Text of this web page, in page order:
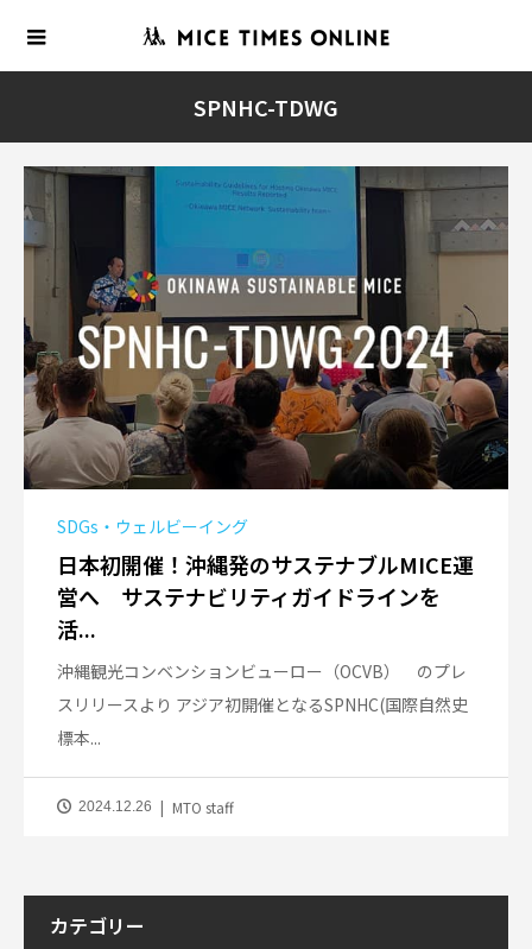
SPNHC-TDWG
SDGs・ウェルビーイング
日本初開催！沖縄発のサステナブルMICE運
営へ サステナビリティガイドラインを
活...
沖縄観光コンベンションビューロー（OCVB） のプレ
スリリースより アジア初開催となるSPNHC(国際自然史
標本...
2024.12.26 MTO staff
カテゴリー